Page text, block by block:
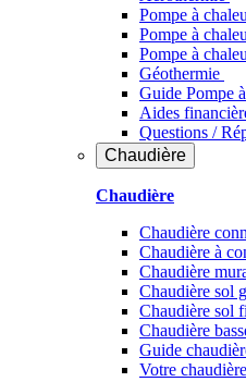
Pompe à
Pompe à
Pompe à
Géothermie
Guide Pompe
Aides
Questions /
Chaudière
Chaudière
Chaudière
Chaudière à
Chaudière
Chaudière sol
Chaudière sol
Chaudière
Guide
Votre